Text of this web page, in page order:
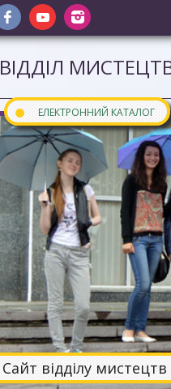
ВІДДІЛ
● ЕЛЕКТРОННИЙ КАТАЛОГ
Сайт відділу